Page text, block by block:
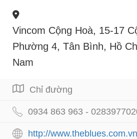
Vincom Cộng Hoà, 15-17
Phường 4, Tân Bình, Hồ
Nam
Chỉ đường
0934 863 963 -
http://www.theblues.com.vn